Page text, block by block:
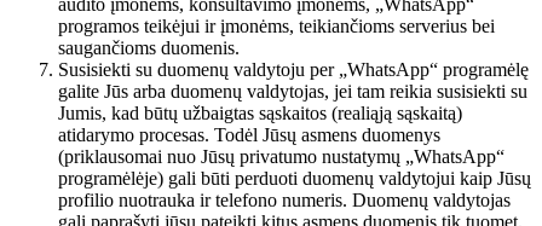
audito įmonėms, konsultavimo įmonėms, „WhatsApp“
programos teikėjui ir įmonėms, teikiančioms serverius bei
saugančioms duomenis.
Susisiekti su duomenų valdytoju per „WhatsApp“ programėlę
galite Jūs arba duomenų valdytojas, jei tam reikia susisiekti su
Jumis, kad būtų užbaigtas sąskaitos (realiąją sąskaitą)
atidarymo procesas. Todėl Jūsų asmens duomenys
(priklausomai nuo Jūsų privatumo nustatymų „WhatsApp“
programėlėje) gali būti perduoti duomenų valdytojui kaip Jūsų
profilio nuotrauka ir telefono numeris. Duomenų valdytojas
gali paprašyti jūsų pateikti kitus asmens duomenis tik tuomet,